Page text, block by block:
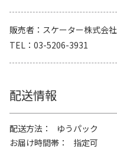
販売者
スケーター株式会社
TEL
03-5206-3931
配送情報
配送方法
ゆうパック
お届け時間帯
指定可